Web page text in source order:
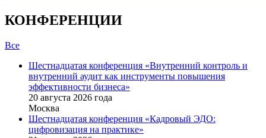
КОНФЕРЕНЦИИ
Все
Шестнадцатая конференция «Внутренний контроль и
внутренний аудит как инструменты повышения
эффективности бизнеса»
20 августа 2026 года
Москва
Шестнадцатая конференция «Кадровый ЭДО:
цифровизация на практике»